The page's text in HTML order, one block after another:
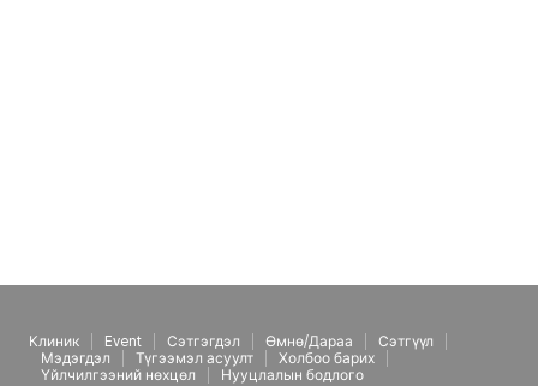
Клиник Event Сэтгэгдэл Өмнө/Дараа
Сэтгүүл
Мэдэгдэл
Түгээмэл асуулт
Холбоо барих
Үйлчилгээний нөхцөл
Нууцлалын бодлого